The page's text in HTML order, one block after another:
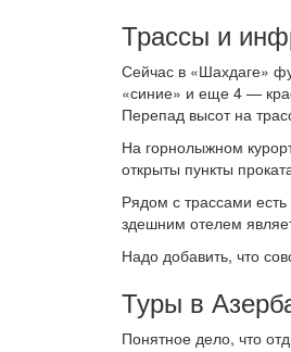
Трассы и
Сейчас в «Шахдаге»
«синие» и еще 4 —
Перепад высот на
На горнолыжном
открыты пункты
Рядом с трассами
здешним отелем
Надо добавить, что
Туры в
Понятное дело, что